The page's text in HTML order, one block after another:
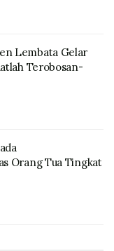
Lembata Gelar
Terobosan-
Orang Tua Tingkat